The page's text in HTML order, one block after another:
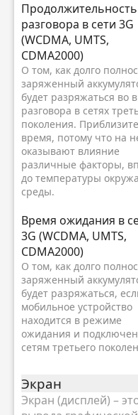
Продолжительность
разговора в сети 3G
(WCDMA, UMTS,
CDMA2000)
О том, как долго
заряженный
будет разряжаться во
разговора в сетях
поколения.
время, потому что на
оказывают влияние
различные факторы,
до температуры
среды.
Время ожидания в
3G (WCDMA, UMTS,
CDMA2000)
О том, как долго
заряженный
будет разряжаться,
мобильное устройство
находится в режиме
ожидания и
сетям третьего
Экран
Экран (дисплей) –